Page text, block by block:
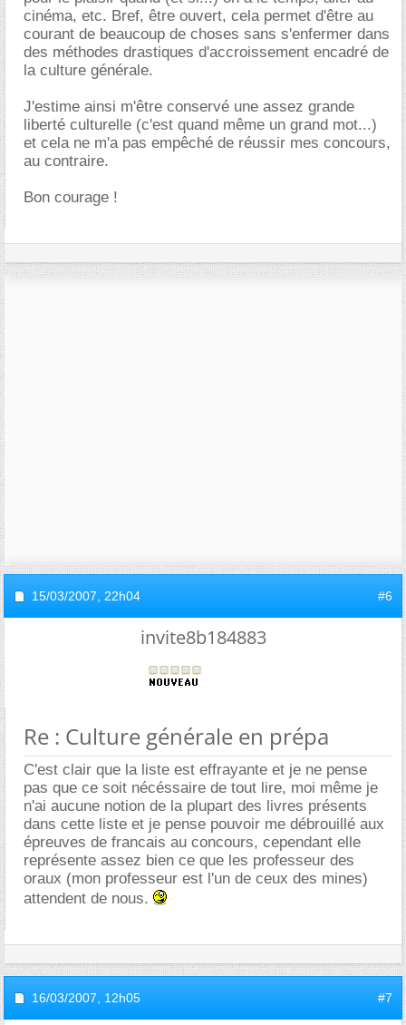
cinéma, etc. Bref, être ouvert, cela permet d'être au
courant de beaucoup de choses sans s'enfermer dans
des méthodes drastiques d'accroissement encadré de
la culture générale.
J'estime ainsi m'être conservé une assez grande
liberté culturelle (c'est quand même un grand mot...)
et cela ne m'a pas empêché de réussir mes concours,
au contraire.
Bon courage !
15/03/2007, 22h04 #6
invite8b184883
Re : Culture générale en prépa
C'est clair que la liste est effrayante et je ne pense
pas que ce soit nécéssaire de tout lire, moi même je
n'ai aucune notion de la plupart des livres présents
dans cette liste et je pense pouvoir me débrouillé aux
épreuves de francais au concours, cependant elle
représente assez bien ce que les professeur des
oraux (mon professeur est l'un de ceux des mines)
attendent de nous.
16/03/2007, 12h05 #7